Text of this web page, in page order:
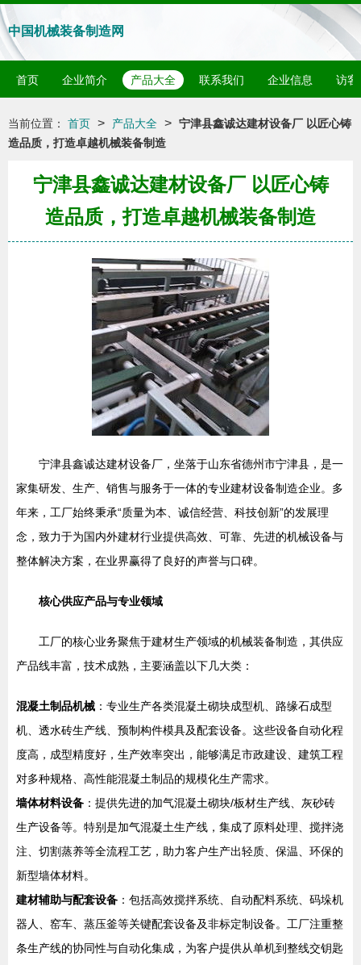
中国机械装备制造网
首页 企业简介 产品大全 联系我们 企业信息 访客
当前位置： 首页 > 产品大全 > 宁津县鑫诚达建材设备厂 以匠心铸
造品质，打造卓越机械装备制造
宁津县鑫诚达建材设备厂 以匠心铸
造品质，打造卓越机械装备制造
宁津县鑫诚达建材设备厂，坐落于山东省德州市宁津县，是一
家集研发、生产、销售与服务于一体的专业建材设备制造企业。多
年来，工厂始终秉承“质量为本、诚信经营、科技创新”的发展理
念，致力于为国内外建材行业提供高效、可靠、先进的机械设备与
整体解决方案，在业界赢得了良好的声誉与口碑。
核心供应产品与专业领域
工厂的核心业务聚焦于建材生产领域的机械装备制造，其供应
产品线丰富，技术成熟，主要涵盖以下几大类：
混凝土制品机械 ：专业生产各类混凝土砌块成型机、路缘石成型
机、透水砖生产线、预制构件模具及配套设备。这些设备自动化程
度高，成型精度好，生产效率突出，能够满足市政建设、建筑工程
对多种规格、高性能混凝土制品的规模化生产需求。
墙体材料设备 ：提供先进的加气混凝土砌块/板材生产线、灰砂砖
生产设备等。特别是加气混凝土生产线，集成了原料处理、搅拌浇
注、切割蒸养等全流程工艺，助力客户生产出轻质、保温、环保的
新型墙体材料。
建材辅助与配套设备 ：包括高效搅拌系统、自动配料系统、码垛机
器人、窑车、蒸压釜等关键配套设备及非标定制设备。工厂注重整
条生产线的协同性与自动化集成，为客户提供从单机到整线交钥匙